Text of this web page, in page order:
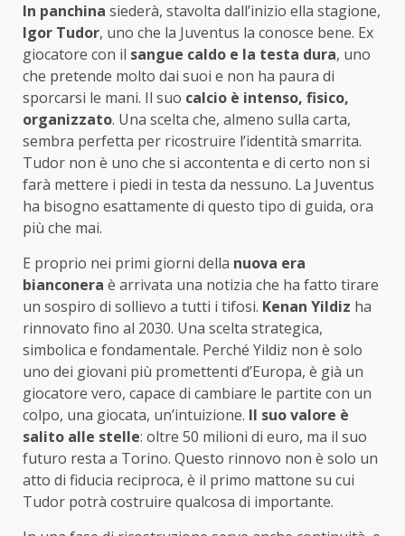
In panchina siederà, stavolta dall’inizio ella stagione,
Igor Tudor, uno che la Juventus la conosce bene. Ex
giocatore con il sangue caldo e la testa dura, uno
che pretende molto dai suoi e non ha paura di
sporcarsi le mani. Il suo calcio è intenso, fisico,
organizzato. Una scelta che, almeno sulla carta,
sembra perfetta per ricostruire l’identità smarrita.
Tudor non è uno che si accontenta e di certo non si
farà mettere i piedi in testa da nessuno. La Juventus
ha bisogno esattamente di questo tipo di guida, ora
più che mai.
E proprio nei primi giorni della nuova era
bianconera è arrivata una notizia che ha fatto tirare
un sospiro di sollievo a tutti i tifosi. Kenan Yildiz ha
rinnovato fino al 2030. Una scelta strategica,
simbolica e fondamentale. Perché Yildiz non è solo
uno dei giovani più promettenti d’Europa, è già un
giocatore vero, capace di cambiare le partite con un
colpo, una giocata, un’intuizione. Il suo valore è
salito alle stelle: oltre 50 milioni di euro, ma il suo
futuro resta a Torino. Questo rinnovo non è solo un
atto di fiducia reciproca, è il primo mattone su cui
Tudor potrà costruire qualcosa di importante.